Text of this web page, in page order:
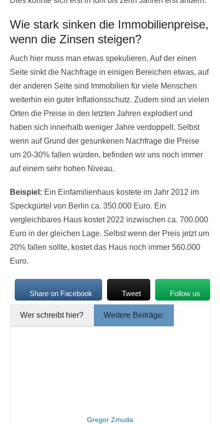
Wie stark sinken die Immobilienpreise,
wenn die Zinsen steigen?
Auch hier muss man etwas spekulieren. Auf der einen
Seite sinkt die Nachfrage in einigen Bereichen etwas, auf
der anderen Seite sind Immobilien für viele Menschen
weiterhin ein guter Inflationsschutz. Zudem sind an vielen
Orten die Preise in den letzten Jahren explodiert und
haben sich innerhalb weniger Jahre verdoppelt. Selbst
wenn auf Grund der gesunkenen Nachfrage die Preise
um 20-30% fallen würden, befinden wir uns noch immer
auf einem sehr hohen Niveau.
Beispiel: Ein Einfamilienhaus kostete im Jahr 2012 im
Speckgürtel von Berlin ca. 350.000 Euro. Ein
vergleichbares Haus kostet 2022 inzwischen ca. 700.000
Euro in der gleichen Lage. Selbst wenn der Preis jetzt um
20% fallen sollte, kostet das Haus noch immer 560.000
Euro.
Share on Facebook Tweet Follow us
Wer schreibt hier? Weitere Beiträge:
Gregor Zmuda